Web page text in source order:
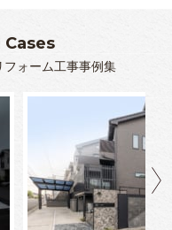
ォーム工事事例集